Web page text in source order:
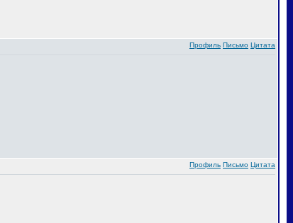
Профиль Письмо Цитата
Профиль Письмо Цитата